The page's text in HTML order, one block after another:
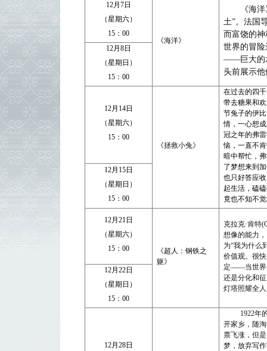
12月 7日
（星期六）
15 ： 00
《海洋》
《海
土”。法国
而富饶的
世界的冒
——巨大的
头前展示
12月 8日
（星期日）
15 ： 00
12月 14日
（星期六）
15 ： 00
《拯救小兔》
在过去的四
带去糖果和
节兔子的伊
情，一心想
冠之年的弗
恼，一直不
暗中帮忙，
了梦想来到
也只好答应
起生活，磕
竟也不知不
12月 15日
（星期日）
15 ： 00
12月 21日
（星期六）
15 ： 00 《超人：钢铁之
躯》
克拉克·肯特
想像的能力
为“我为什么
价值观。很
定——当世
还是分化和
灯塔照耀全
12月 22日
（星期日）
15 ： 00
12月 28日
1922年
开家乡，随
票飞涨，但
梦，放弃写